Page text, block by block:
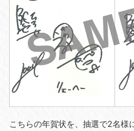
こちらの年賀状を、抽選で2名様